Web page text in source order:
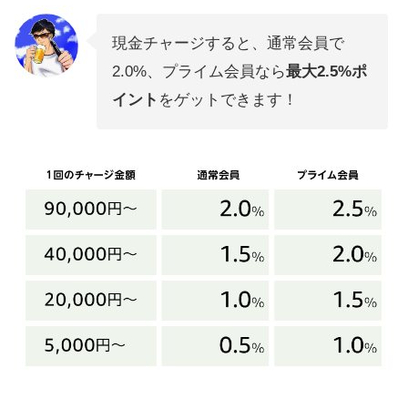
現金チャージすると、通常会員で
2.0%、プライム会員なら最大2.5%ポ
イント をゲットできます！